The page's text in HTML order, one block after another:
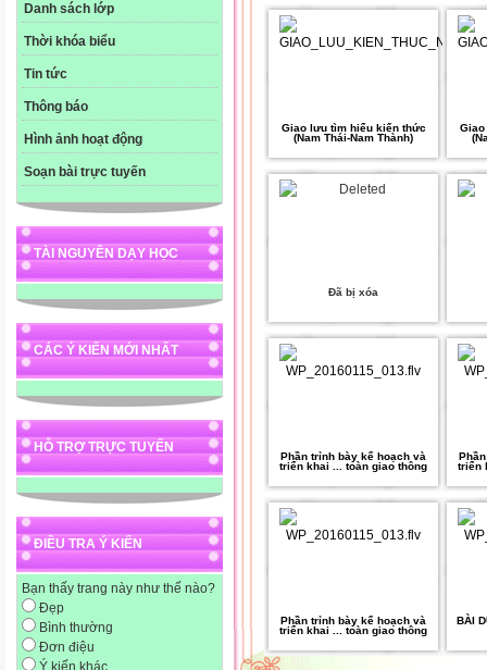
Danh sách lớp
Thời khóa biểu
Tin tức
Thông báo
Hình ảnh hoạt động
Soạn bài trực tuyến
TÀI NGUYÊN DẠY HỌC
CÁC Ý KIẾN MỚI NHẤT
HỖ TRỢ TRỰC TUYẾN
ĐIỀU TRA Ý KIẾN
Bạn thấy trang này như thế nào?
Đẹp
Bình thường
Đơn điệu
Ý kiến khác
Giao lưu tìm hiểu kiến thức
(Nam Thái-Nam Thành)
Đã bị xóa
Phần trỉnh bày kế hoạch và
triển khai ... toàn giao thông
triển
Phần trỉnh bày kế hoạch và
triển khai ... toàn giao thông
BÀI